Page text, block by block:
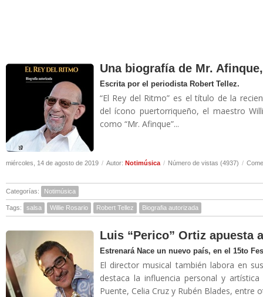
Una biografía de Mr.
Escrita por el periodista Robert Tellez.
“El Rey del Ritmo” es el título de la
del ícono puertorriqueño, el maestro
como “Mr. Afinque”...
miércoles, 14 de agosto de 2019 / Autor: Notimúsica / Número de vistas (4937) /
Categorías: Notimúsica
Tags: salsa Willie Rosario Robert Tellez Biografia autorizada
Luis “Perico” Ortiz apuesta
Estrenará Nace un nuevo país, en el 15to
El director musical también labora en
destaca la influencia personal y
Puente, Celia Cruz y Rubén Blades, entre